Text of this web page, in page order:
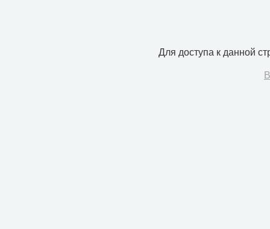
Для доступа к данной